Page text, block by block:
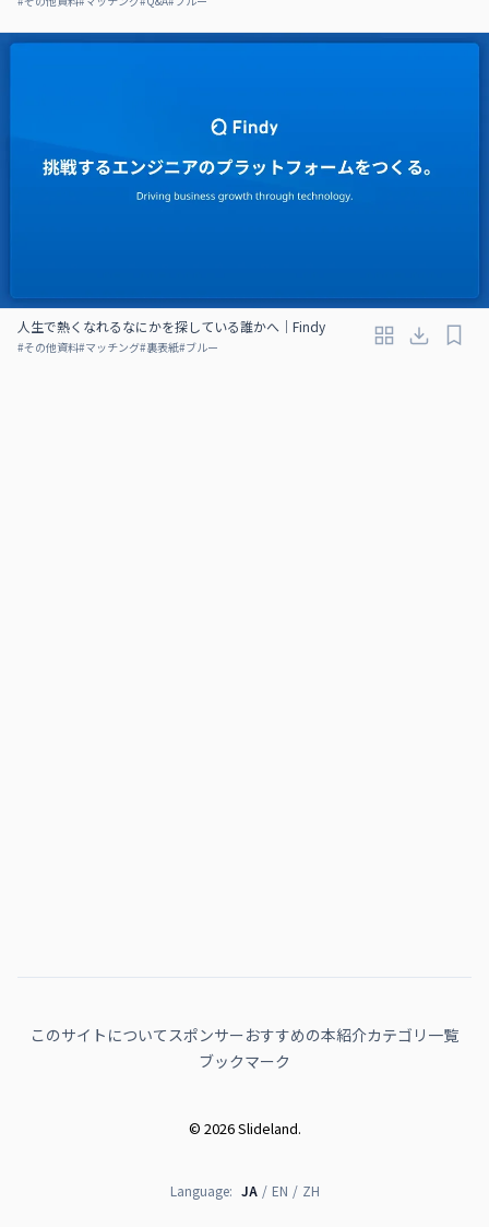
人生で熱くなれるなにかを探している誰かへ｜Findy
#その他資料#マッチング#裏表紙#ブルー
このサイトについて スポンサーおすすめの本紹介カテゴリ一覧
ブックマーク
© 2026 Slideland.
Language: JA / EN / ZH